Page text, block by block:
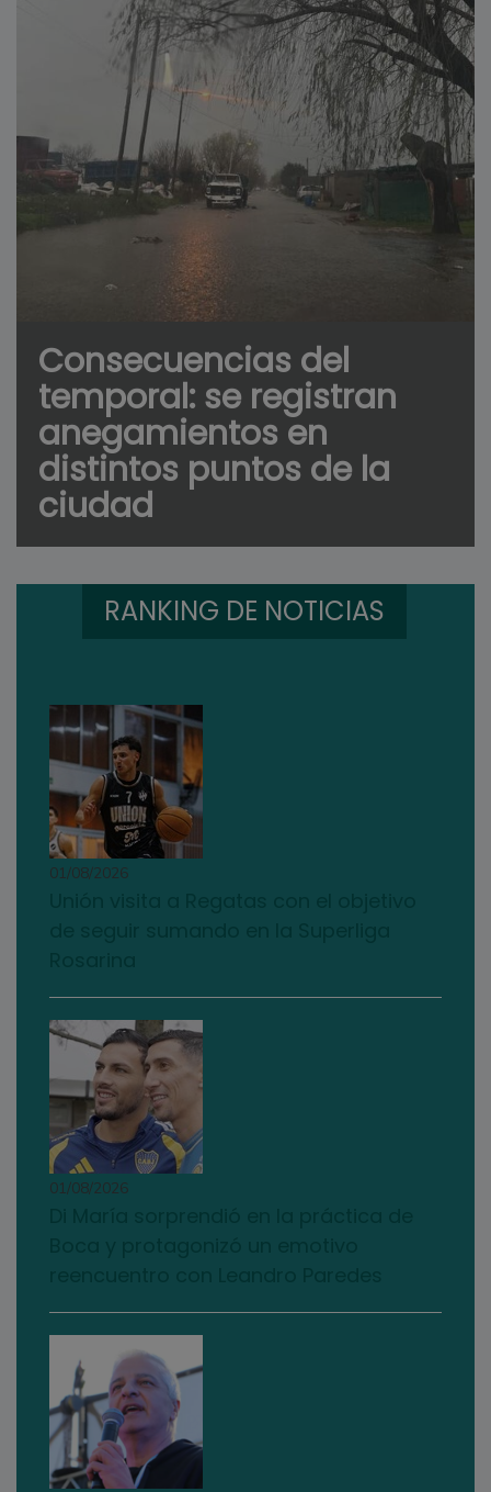
Consecuencias del
temporal: se registran
anegamientos en
distintos puntos de la
ciudad
RANKING DE NOTICIAS
01/08/2026
01/08/2026